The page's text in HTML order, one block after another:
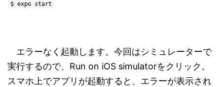
$ expo start
エラーなく起動します。今回はシミュレーターで
実行するので、Run on iOS simulatorをクリック。
スマホ上でアプリが起動すると、エラーが表示され